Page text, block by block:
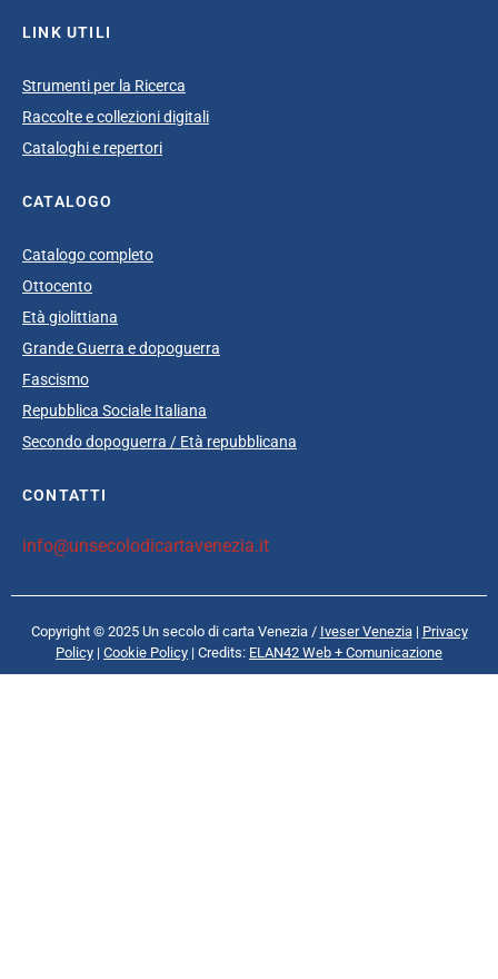
LINK UTILI
Strumenti per la Ricerca
Raccolte e collezioni digitali
Cataloghi e repertori
CATALOGO
Catalogo completo
Ottocento
Età giolittiana
Grande Guerra e dopoguerra
Fascismo
Repubblica Sociale Italiana
Secondo dopoguerra / Età repubblicana
CONTATTI
info@unsecolodicartavenezia.it
Copyright © 2025 Un secolo di carta Venezia / Iveser Venezia| Privacy
Policy | Cookie Policy | Credits: ELAN42 Web + Comunicazione